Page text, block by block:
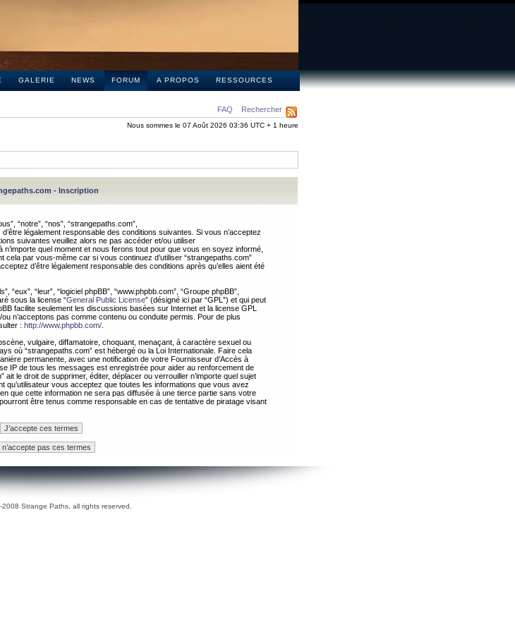
GALERIE NEWS FORUM A PROPOS RESSOURCES
FAQ Rechercher
Nous sommes le 07 Août 2026 03:36 UTC + 1 heure
- Inscription
“notre”, “nos”, “strangepaths.com”,
légalement responsable des conditions suivantes. Si vous n’acceptez
suivantes veuillez alors ne pas accéder et/ou utiliser
quel moment et nous ferons tout pour que vous en soyez informé,
cela par vous-même car si vous continuez d’utiliser “strangepaths.com”
d’être légalement responsable des conditions après qu’elles aient été
“leur”, “logiciel phpBB”, “www.phpbb.com”, “Groupe phpBB”,
sous la license “General Public License” (désigné ici par “GPL”) et qui peut
facilite seulement les discussions basées sur Internet et la license GPL
n’acceptons pas comme contenu ou conduite permis. Pour de plus
: http://www.phpbb.com/
vulgaire, diffamatoire, choquant, menaçant, à caractère sexuel ou
où “strangepaths.com” est hébergé ou la Loi Internationale. Faire cela
permanente, avec une notification de votre Fournisseur d’Accès à
IP de tous les messages est enregistrée pour aider au renforcement de
le droit de supprimer, éditer, déplacer ou verrouiller n’importe quel sujet
vous acceptez que toutes les informations que vous avez
que cette information ne sera pas diffusée à une tierce partie sans votre
être tenus comme responsable en cas de tentative de piratage visant
Strange Paths, all rights reserved.